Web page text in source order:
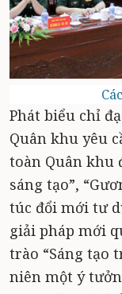
Phát biểu chỉ
Quân khu yêu
toàn Quân khu
sáng tạo”,
túc đổi mới tư
giải pháp mới
trào “Sáng tạo
niên một ý